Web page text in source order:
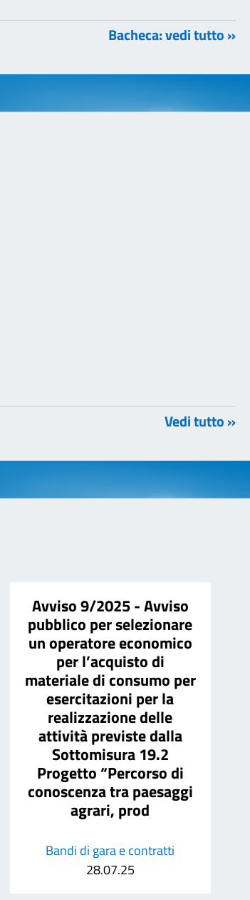
Bacheca: vedi tutto »
Vedi tutto »
Avviso 9/2025 - Avviso
pubblico per selezionare
un operatore economico
per l’acquisto di
materiale di consumo per
esercitazioni per la
realizzazione delle
attività previste dalla
Sottomisura 19.2
Progetto “Percorso di
conoscenza tra paesaggi
agrari, prod
Bandi di gara e contratti
28.07.25